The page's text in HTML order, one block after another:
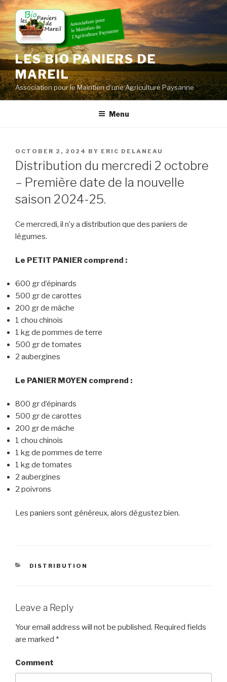
Skip
to
content
LES BIO PANIERS DE
MAREIL
Association pour le Maintien d'une Agriculture Paysanne
Menu
POSTED
ON
OCTOBER 2, 2024 BY ERIC DELANEAU
Distribution du mercredi 2 octobre
– Première date de la nouvelle
saison 2024-25.
Ce mercredi, il n’y a distribution que des paniers de
légumes.
Le PETIT PANIER comprend :
600 gr d’épinards
500 gr de carottes
200 gr de mâche
1 chou chinois
1 kg de pommes de terre
500 gr de tomates
2 aubergines
Le PANIER MOYEN comprend :
800 gr d’épinards
500 gr de carottes
200 gr de mâche
1 chou chinois
1 kg de pommes de terre
1 kg de tomates
2 aubergines
2 poivrons
Les paniers sont généreux, alors dégustez bien.
CATEGORIES
DISTRIBUTION
Leave a Reply
Your email address will not be published. Required fields
are marked *
Comment